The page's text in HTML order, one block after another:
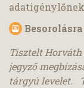
Tisztelt
jegyző
tárgyú levelet.